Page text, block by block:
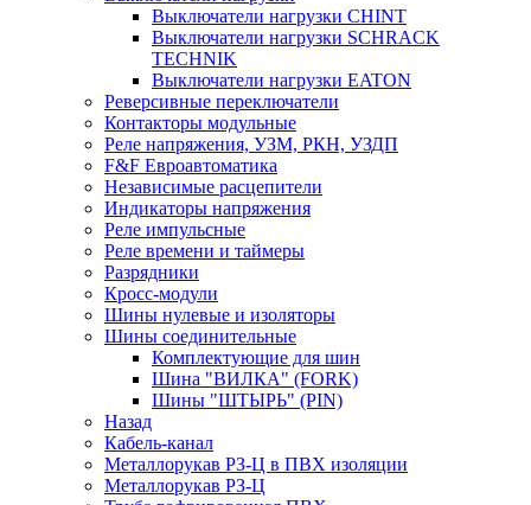
Выключатели нагрузки CHINT
Выключатели нагрузки SCHRACK
TECHNIK
Выключатели нагрузки EATON
Реверсивные переключатели
Контакторы модульные
Реле напряжения, УЗМ, РКН, УЗДП
F&F Евроавтоматика
Независимые расцепители
Индикаторы напряжения
Реле импульсные
Реле времени и таймеры
Разрядники
Кросс-модули
Шины нулевые и изоляторы
Шины соединительные
Комплектующие для шин
Шина "ВИЛКА" (FORK)
Шины "ШТЫРЬ" (PIN)
Назад
Кабель-канал
Металлорукав РЗ-Ц в ПВХ изоляции
Металлорукав РЗ-Ц